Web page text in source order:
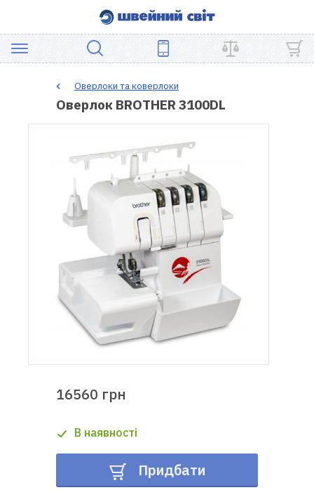
ШВЕЙНЕ
ЗАПЧАСТИНИ
ПЕЧВОРКУ
АКСЕСУАРИ
Ремонт
швейної
Оверлоки та коверлоки
Оверлок BROTHER 3100DL
16560 грн
В наявності
Придбати